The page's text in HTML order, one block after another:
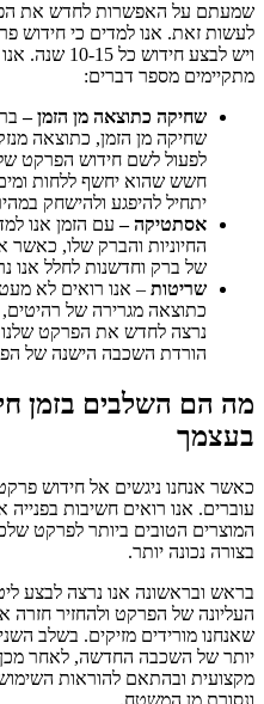
שמעתם על האפשרות לחדש את
לעשות זאת. אנו למדים כי
ויש לבצע
מתקיימים מספר דברים:
שחיקה כתוצאה מן הזמן –
שחיקה מן הזמן, כתוצאה
לפעול לשם חידוש הפרקט
חשש שהוא יחשף ללחות
יתחיל להיפגע ולהישחק
אסתטיקה – עם הזמן אנו
החיוניות והברק שלו,
של ברק וחדשנות לחלל אנו
שריטות – אנו רואים לא
כתוצאה מגרירה של
נרצה לחדש את הפרקט
הורדת השכבה הישנה של
מה הם השלבים בזמן
בעצמך
כאשר אנחנו ניגשים אל חידוש
עוברים. אנו רואים חשיבות
המוצרים הטובים ביותר לפרקט
בצורה נכונה יותר.
בראש ובראשונה אנו נרצה לבצע
העליונה של הפרקט ולהחזיר
שאנחנו מורידים מזיקים. בשלב
יותר של השכבה החדשה, לאחר
מקצועית ובהתאם להוראות